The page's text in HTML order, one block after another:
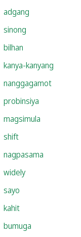
adgang
sinong
bilhan
kanya-kanyang
nanggagamot
probinsiya
magsimula
shift
nagpasama
widely
sayo
kahit
bumuga